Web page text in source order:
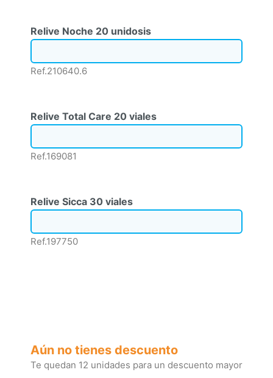
Relive Noche 20 unidosis
Ref.210640.6
Relive Total Care 20 viales
Ref.169081
Relive Sicca 30 viales
Ref.197750
Aún no tienes descuento
Te quedan 12 unidades para un descuento mayor